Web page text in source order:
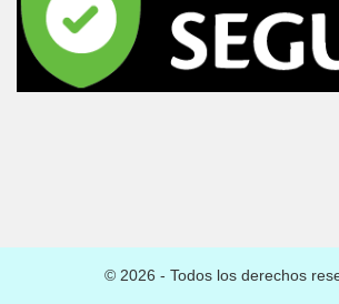
© 2026 - Todos los derechos